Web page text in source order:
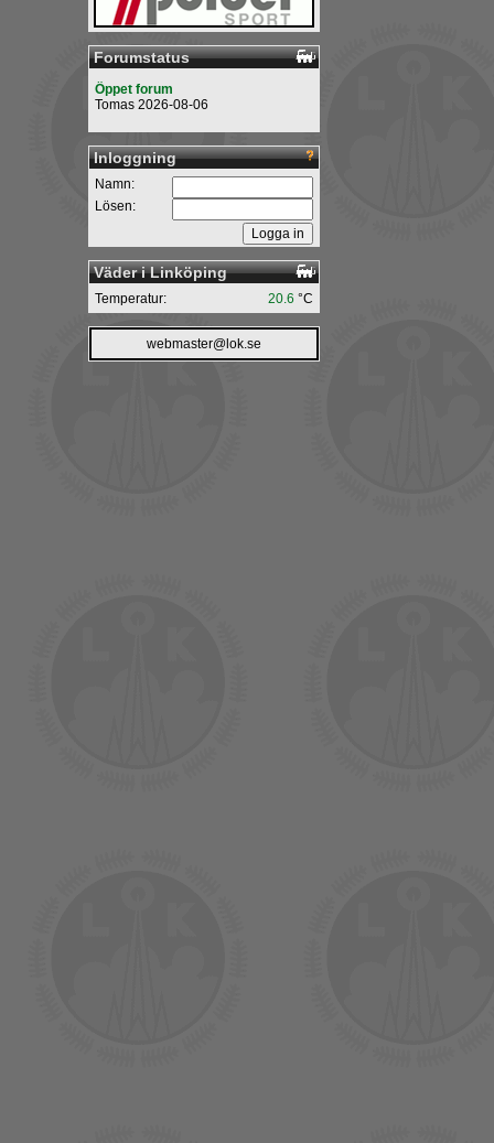
Forumstatus
Öppet forum
Tomas 2026-08-06
Inloggning
Namn:
Lösen:
Väder i Linköping
20.6 °C
Temperatur:
webmaster@lok.se